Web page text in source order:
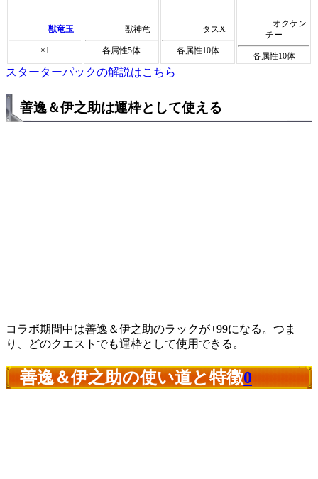
獣竜玉
×1
獣神竜
各属性5体
タスX
各属性10体
オクケン
チー
各属性10体
スターターパックの解説はこちら
善逸＆伊之助は運枠として使える
コラボ期間中は善逸＆伊之助のラックが+99になる。つま
り、どのクエストでも運枠として使用できる。
善逸＆伊之助の使い道と特徴0